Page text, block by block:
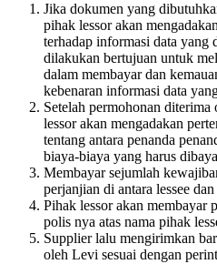
Jika dokumen yang
pihak lessor akan
terhadap informasi data yang
dilakukan bertujuan untuk
dalam membayar dan
kebenaran informasi data
Setelah permohonan
lessor akan mengadakan
tentang antara penanda
biaya-biaya yang harus
Membayar sejumlah
perjanjian di antara lessee dan
Pihak lessor akan membayar
polis nya atas nama pihak
Supplier lalu mengirimkan
oleh Levi sesuai dengan